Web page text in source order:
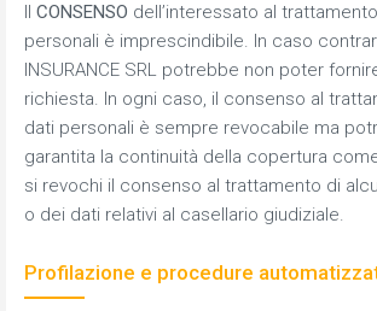
Il CONSENSO dell’interessato al
personali è imprescindibile. In caso
INSURANCE SRL potrebbe non poter
richiesta. In ogni caso, il consenso al
dati personali è sempre revocabile ma
garantita la continuità della copertura
si revochi il consenso al trattamento di
o dei dati relativi al casellario giudiziale.
Profilazione e procedure